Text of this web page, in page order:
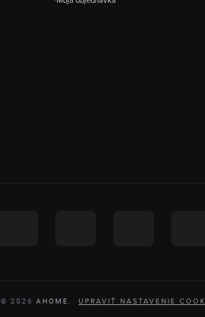
© 2026 AHOME UPRAVIŤ NASTAVENIE